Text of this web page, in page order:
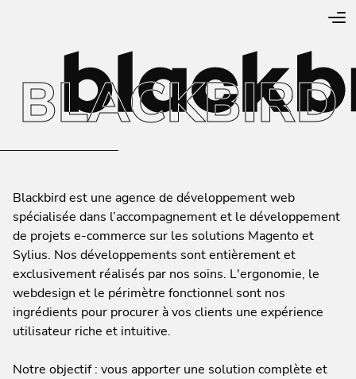
BLACKBIRD
Blackbird est une agence de développement web
spécialisée dans l’accompagnement et le développement
de projets e-commerce sur les solutions Magento et
Sylius. Nos développements sont entièrement et
exclusivement réalisés par nos soins. L'ergonomie, le
webdesign et le périmètre fonctionnel sont nos
ingrédients pour procurer à vos clients une expérience
utilisateur riche et intuitive.
Notre objectif : vous apporter une solution complète et